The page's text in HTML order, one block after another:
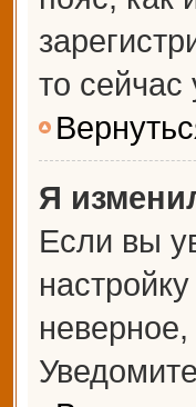
то
Я
Если вы